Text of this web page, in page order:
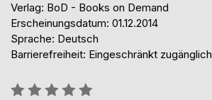
Verlag: BoD - Books on Demand
Erscheinungsdatum: 01.12.2014
Sprache: Deutsch
Barrierefreiheit: Eingeschränkt zugänglich
Bewertung::